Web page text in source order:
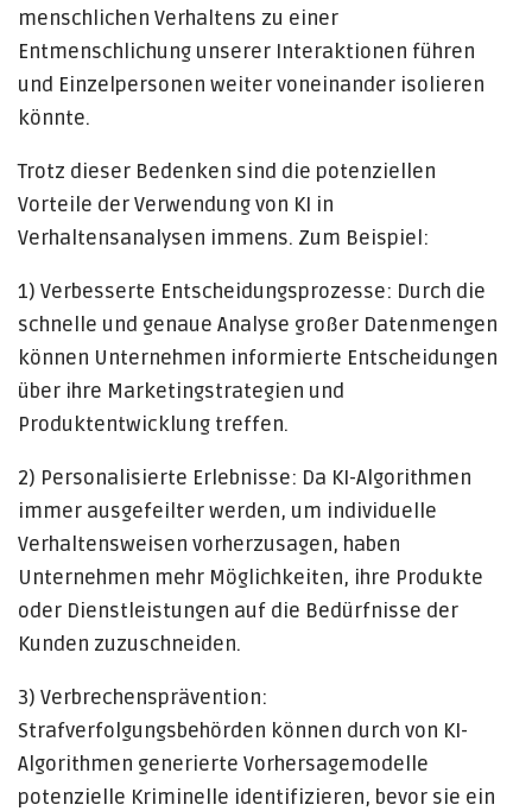
menschlichen Verhaltens zu einer
Entmenschlichung unserer Interaktionen führen
und Einzelpersonen weiter voneinander isolieren
könnte.
Trotz dieser Bedenken sind die potenziellen
Vorteile der Verwendung von KI in
Verhaltensanalysen immens. Zum Beispiel:
1) Verbesserte Entscheidungsprozesse: Durch die
schnelle und genaue Analyse großer Datenmengen
können Unternehmen informierte Entscheidungen
über ihre Marketingstrategien und
Produktentwicklung treffen.
2) Personalisierte Erlebnisse: Da KI-Algorithmen
immer ausgefeilter werden, um individuelle
Verhaltensweisen vorherzusagen, haben
Unternehmen mehr Möglichkeiten, ihre Produkte
oder Dienstleistungen auf die Bedürfnisse der
Kunden zuzuschneiden.
3) Verbrechensprävention:
Strafverfolgungsbehörden können durch von KI-
Algorithmen generierte Vorhersagemodelle
potenzielle Kriminelle identifizieren, bevor sie ein